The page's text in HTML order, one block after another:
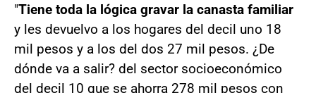
"Tiene toda la lógica gravar la canasta familiar
y les devuelvo a los hogares del decil uno 18
mil pesos y a los del dos 27 mil pesos. ¿De
dónde va a salir? del sector socioeconómico
del decil 10 que se ahorra 278 mil pesos con